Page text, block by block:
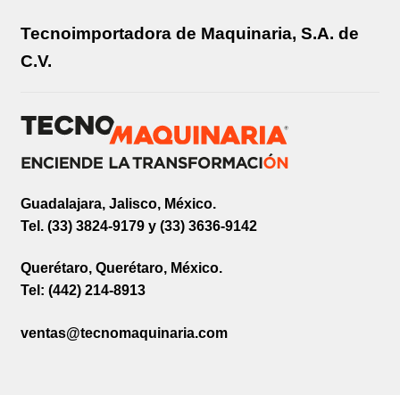
Tecnoimportadora de Maquinaria, S.A. de
C.V.
Guadalajara, Jalisco, México.
Tel. (33) 3824-9179 y (33) 3636-9142
Querétaro, Querétaro, México.
Tel: (442) 214-8913
ventas@tecnomaquinaria.com